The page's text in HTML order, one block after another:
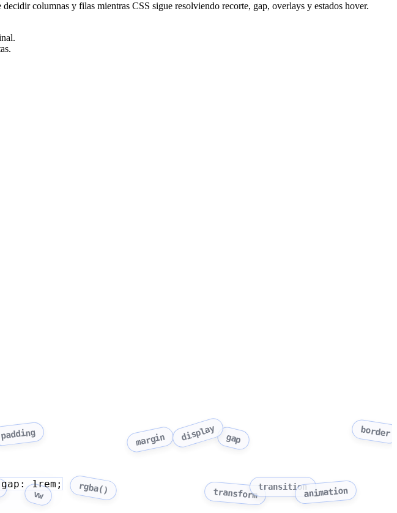
columnas y filas mientras CSS sigue resolviendo recorte, gap, overlays y estados hover.
padding margin display gap border
vw rgba() transformtransitionanimation
1rem;